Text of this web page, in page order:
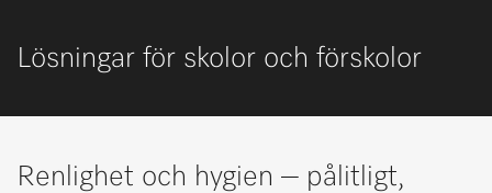
Minneslista
Lösningar för skolor och förskolor
Renlighet och hygien – pålitligt,